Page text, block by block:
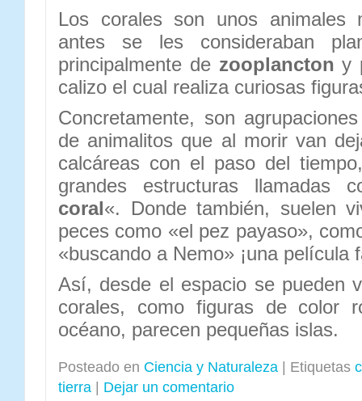
Los corales son unos animales
antes se les consideraban
principalmente de zooplancton y
calizo el cual realiza curiosas
Concretamente, son
de animalitos que al morir van
calcáreas con el paso del
grandes estructuras llamadas
coral«. Donde también, suelen
peces como «el pez payaso»,
«buscando a Nemo» ¡una película
Así, desde el espacio se pueden
corales, como figuras de color
océano, parecen pequeñas islas.
Posteado en Ciencia y Naturaleza Etiquetas
tierra
Dejar un comentario